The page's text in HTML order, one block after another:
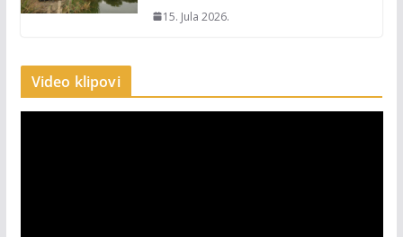
15. Jula 2026.
Video klipovi